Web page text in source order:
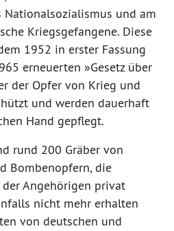
Nationalsozialismus und am
Kriegsgefangene. Diese
1952 in erster Fassung
erneuerten »Gesetz über
der Opfer von Krieg und
und werden dauerhaft
Hand gepflegt.
rund 200 Gräber von
Bombenopfern, die
Angehörigen privat
nicht mehr erhalten
von deutschen und